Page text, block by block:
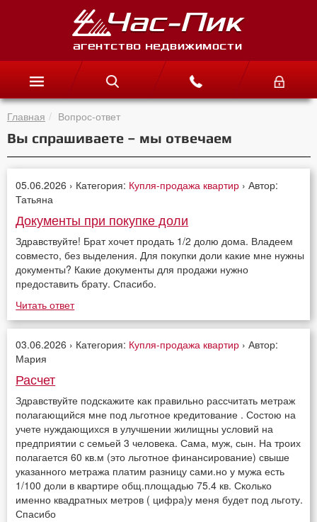
Главная Вопрос-ответ
Вы спрашиваете – мы отвечаем
05.06.2026 › Категория: Купля-продажа квартир › Автор:
Татьяна
Документы при покупке доли
Здравствуйте! Брат хочет продать 1/2 долю дома. Владеем
совместо, без выделения. Для покупки доли какие мне нужны
документы? Какие документы для продажи нужно
предоставить брату. Спасибо.
Читать ответ
03.06.2026 › Категория: Купля-продажа квартир › Автор:
Мария
Расчет
Здравствуйте подскажите как правильно рассчитать метраж
полагающийся мне под льготное кредитование . Состою на
учете нуждающихся в улучшении жилищны условий на
предприятии с семьей 3 человека. Сама, муж, сын. На троих
полагается 60 кв.м (это льготное финансирование) свыше
указанного метража платим разницу сами.но у мужа есть
1/100 доли в квартире общ.площадью 75.4 кв. Сколько
именно квадратных метров ( цифра)у меня будет под льготу.
Спасибо